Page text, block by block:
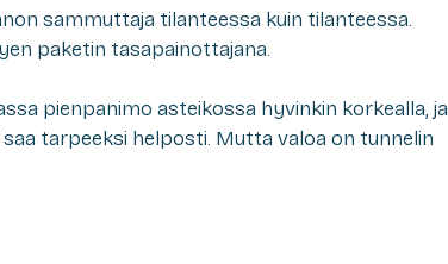
sammuttaja tilanteessa kuin tilanteessa.
paketin tasapainottajana.
pienpanimo asteikossa hyvinkin korkealla, ja
tarpeeksi helposti. Mutta valoa on tunnelin